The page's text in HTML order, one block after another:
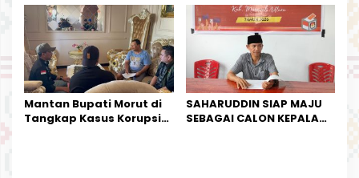
Kesempatan Terakhir
Kurban
Mantan Bupati Morut di
Tangkap Kasus Korupsi
SAHARUDDIN SIAP MAJU
SEBAGAI CALON KEPALA